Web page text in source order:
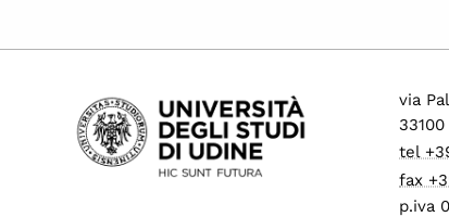
via
tel
fax
p.iva